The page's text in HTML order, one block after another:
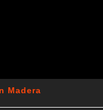
Madera